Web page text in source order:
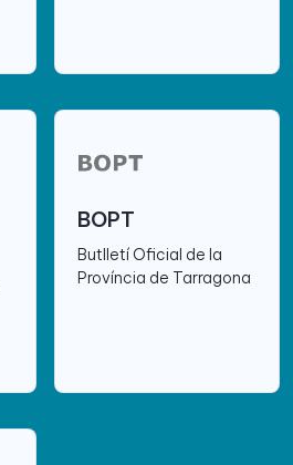
BOPT
Butlletí Oficial de la
Província de Tarragona